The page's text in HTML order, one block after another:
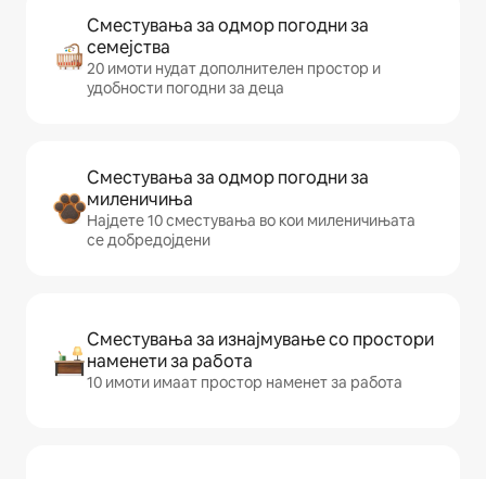
Сместувања за одмор погодни за
семејства
20 имоти нудат дополнителен простор и
удобности погодни за деца
Сместувања за одмор погодни за
миленичиња
Најдете 10 сместувања во кои миленичињата
се добредојдени
Сместувања за изнајмување со простори
наменети за работа
10 имоти имаат простор наменет за работа